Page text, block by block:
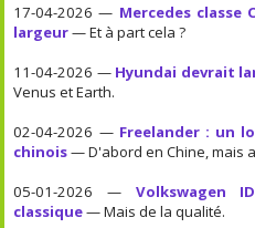
17-04-2026 — Mercedes classe
largeur— Et à part cela ?
11-04-2026 — Hyundai devrait
Venus et Earth.
02-04-2026 — Freelander : un
chinois— D'abord en Chine, mais
05-01-2026 — Volkswagen
classique— Mais de la qualité.